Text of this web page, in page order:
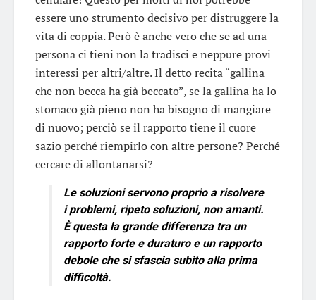
essere uno strumento decisivo per distruggere la
vita di coppia. Però è anche vero che se ad una
persona ci tieni non la tradisci e neppure provi
interessi per altri/altre. Il detto recita “gallina
che non becca ha già beccato”, se la gallina ha lo
stomaco già pieno non ha bisogno di mangiare
di nuovo; perciò se il rapporto tiene il cuore
sazio perché riempirlo con altre persone? Perché
cercare di allontanarsi?
Le soluzioni servono proprio a risolvere
i problemi, ripeto soluzioni, non amanti.
È questa la grande differenza tra un
rapporto forte e duraturo e un rapporto
debole che si sfascia subito alla prima
difficoltà.